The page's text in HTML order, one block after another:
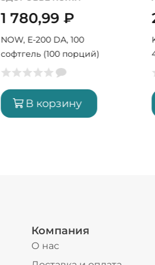
1 780,99₽
NOW, E-200 DA, 100
софтгель (100 порций)
В корзину
Компания
О нас